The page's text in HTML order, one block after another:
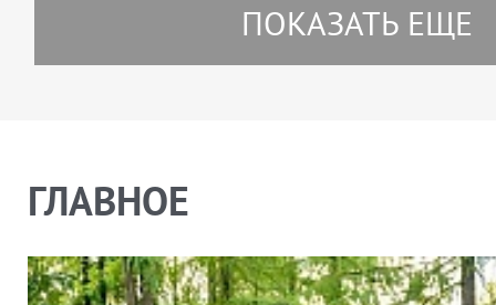
ПОКАЗАТЬ ЕЩЕ
ГЛАВНОЕ